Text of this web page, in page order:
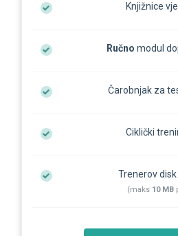
Knjižnice
Ručno modul
Čarobnjak za
Ciklički
Trenerov disk
(maks 10 MB